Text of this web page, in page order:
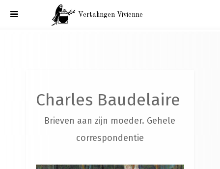
Vertalingen Vivienne
Charles Baudelaire
Brieven aan zijn moeder. Gehele
correspondentie